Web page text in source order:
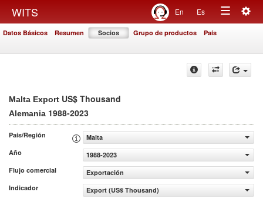
WITS En Es
Toggle
Datos Básicos Resumen Socios Grupo de productos País
Malta Export US$ Thousand
Alemania 1988-2023
País/Región
Malta
Año
1988-2023
Flujo comercial
Exportación
Indicador
Export (US$ Thousand)